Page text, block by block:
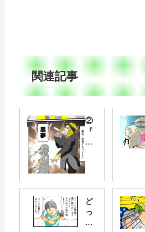
関連記事
②
『
一
い
B’z
と
ど
っ
ち